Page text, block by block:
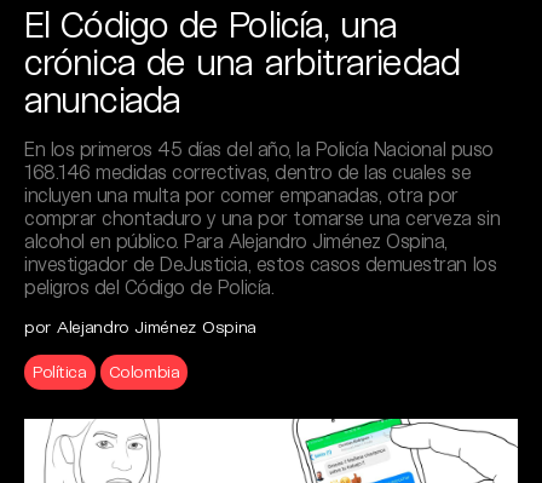
El Código de Policía, una
crónica de una arbitrariedad
anunciada
En los primeros 45 días del año, la Policía Nacional puso
168.146 medidas correctivas, dentro de las cuales se
incluyen una multa por comer empanadas, otra por
comprar chontaduro y una por tomarse una cerveza sin
alcohol en público. Para Alejandro Jiménez Ospina,
investigador de DeJusticia, estos casos demuestran los
peligros del Código de Policía.
por Alejandro Jiménez Ospina
Política Colombia